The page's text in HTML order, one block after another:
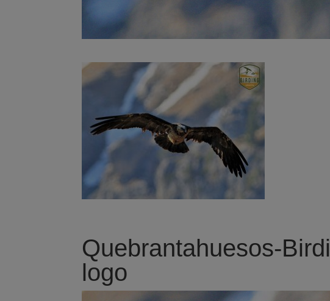
Quebrantahuesos-
logo